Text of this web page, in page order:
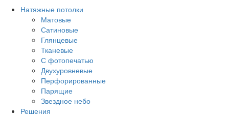
Натяжные потолки
Матовые
Сатиновые
Глянцевые
Тканевые
С фотопечатью
Двухуровневые
Перфорированные
Парящие
Звездное небо
Решения